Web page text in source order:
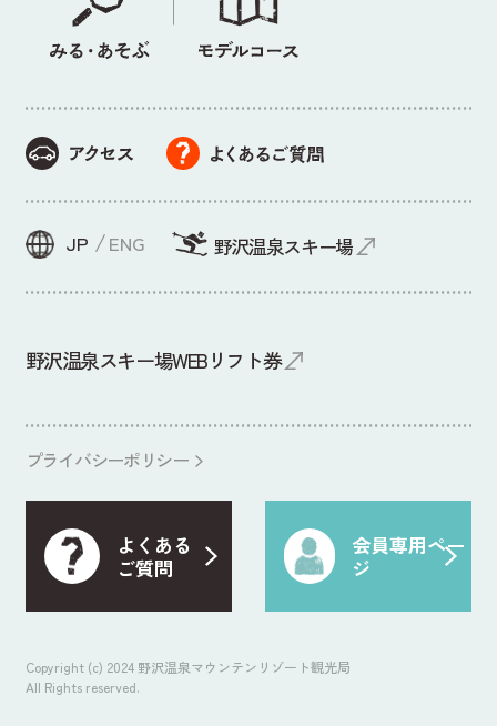
JP ENG 野沢温泉スキー場
野沢温泉スキー場WEBリフト券
プライバシーポリシー
よくある
ご質問
会員専用ペー
ジ
Copyright (c) 2024 野沢温泉マウンテンリゾート観光局
All Rights reserved.